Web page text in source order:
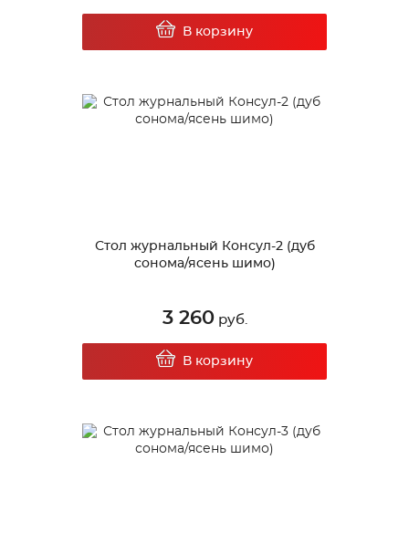
В корзину
Стол журнальный Консул-2 (дуб
сонома/ясень шимо)
3 260руб.
В корзину